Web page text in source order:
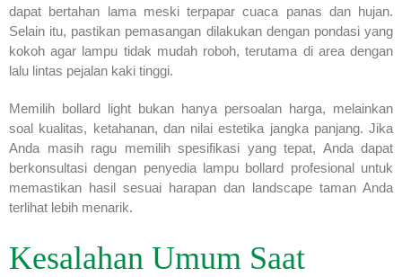
dapat bertahan lama meski terpapar cuaca panas dan hujan.
Selain itu, pastikan pemasangan dilakukan dengan pondasi yang
kokoh agar lampu tidak mudah roboh, terutama di area dengan
lalu lintas pejalan kaki tinggi.
Memilih bollard light bukan hanya persoalan harga, melainkan
soal kualitas, ketahanan, dan nilai estetika jangka panjang. Jika
Anda masih ragu memilih spesifikasi yang tepat, Anda dapat
berkonsultasi dengan penyedia lampu bollard profesional untuk
memastikan hasil sesuai harapan dan landscape taman Anda
terlihat lebih menarik.
Kesalahan Umum Saat